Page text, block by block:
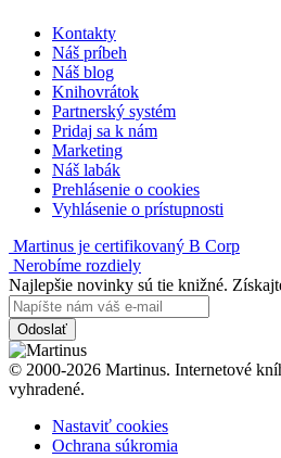
Kontakty
Náš príbeh
Náš blog
Knihovrátok
Partnerský systém
Pridaj sa k nám
Marketing
Náš labák
Prehlásenie o cookies
Vyhlásenie o prístupnosti
Martinus je certifikovaný B Corp
Nerobíme rozdiely
Najlepšie novinky sú tie knižné.
Odoslať
© 2000-2026 Martinus. Internetové
vyhradené.
Nastaviť cookies
Ochrana súkromia